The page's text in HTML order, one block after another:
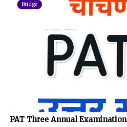
Bridge
PAT Three Annual